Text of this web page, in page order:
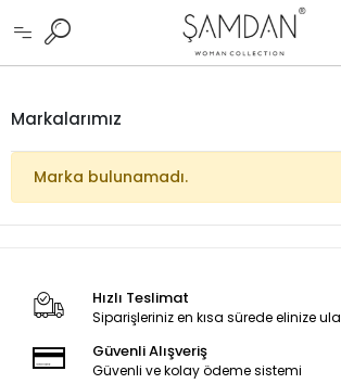
Markalarımız
Marka bulunamadı.
Hızlı Teslimat
Siparişleriniz en kısa sürede elinize
Güvenli Alışveriş
Güvenli ve kolay ödeme sistemi